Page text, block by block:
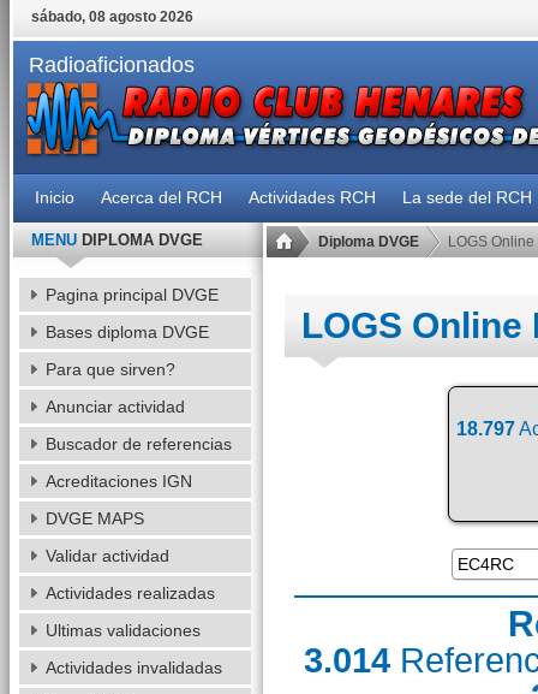
sábado, 08 agosto 2026
Radioaficionados
Inicio Acerca del RCH Actividades RCH La sede del RCH
Diploma DVGE LOGS Online
LOGS Online
18.797
3.014
MENUDIPLOMA DVGE
Pagina principal DVGE
Bases diploma DVGE
Para que sirven?
Anunciar actividad
Buscador de referencias
Acreditaciones IGN
DVGE MAPS
Validar actividad
Actividades realizadas
Ultimas validaciones
Actividades invalidadas